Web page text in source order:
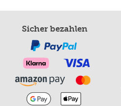
Sicher bezahlen